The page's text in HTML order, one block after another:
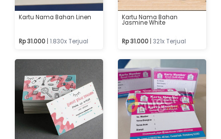
Kartu Nama Bahan Linen
Rp 31.000 1.830x Terjual
Kartu Nama Bahan
Jasmine White
Rp 31.000 321x Terjual